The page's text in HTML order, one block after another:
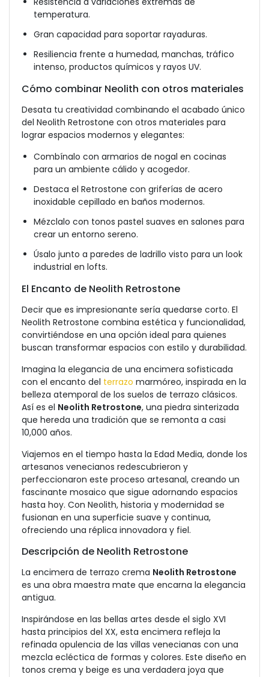
temperatura.
Gran capacidad para soportar rayaduras.
Resiliencia frente a humedad, manchas, tráfico
intenso, productos químicos y rayos UV.
Cómo combinar Neolith con otros materiales
Desata tu creatividad combinando el acabado único
del Neolith Retrostone con otros materiales para
lograr espacios modernos y elegantes:
Combínalo con armarios de nogal en cocinas
para un ambiente cálido y acogedor.
Destaca el Retrostone con griferías de acero
inoxidable cepillado en baños modernos.
Mézclalo con tonos pastel suaves en salones para
crear un entorno sereno.
Úsalo junto a paredes de ladrillo visto para un look
industrial en lofts.
El Encanto de Neolith Retrostone
Decir que es impresionante sería quedarse corto. El
Neolith Retrostone combina estética y funcionalidad,
convirtiéndose en una opción ideal para quienes
buscan transformar espacios con estilo y durabilidad.
Imagina la elegancia de una encimera sofisticada
con el encanto del terrazo marmóreo, inspirada en la
belleza atemporal de los suelos de terrazo clásicos.
Así es el Neolith Retrostone, una piedra sinterizada
que hereda una tradición que se remonta a casi
10,000 años.
Viajemos en el tiempo hasta la Edad Media, donde los
artesanos venecianos redescubrieron y
perfeccionaron este proceso artesanal, creando un
fascinante mosaico que sigue adornando espacios
hasta hoy. Con Neolith, historia y modernidad se
fusionan en una superficie suave y continua,
ofreciendo una réplica innovadora y fiel.
Descripción de Neolith Retrostone
La encimera de terrazo crema Neolith Retrostone
es una obra maestra mate que encarna la elegancia
antigua.
Inspirándose en las bellas artes desde el siglo XVI
hasta principios del XX, esta encimera refleja la
refinada opulencia de las villas venecianas con una
mezcla ecléctica de formas y colores. Este diseño en
tonos crema y beige es una verdadera joya que